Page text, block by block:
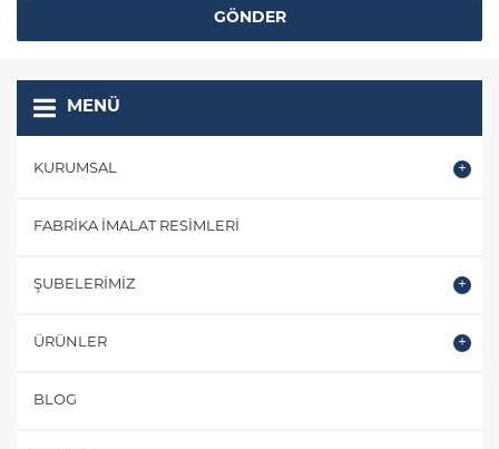
MENÜ
KURUMSAL
FABRIKA İMALAT RESIMLERI
ŞUBELERIMIZ
ÜRÜNLER
BLOG